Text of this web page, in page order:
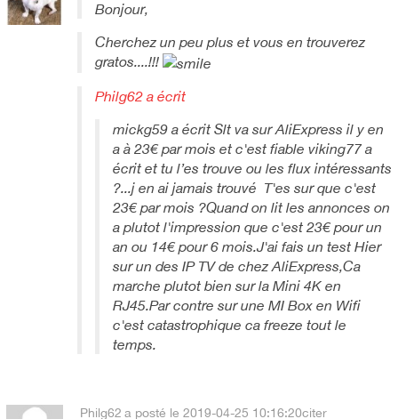
Bonjour,
Cherchez un peu plus et vous en trouverez
gratos....!!!
Philg62 a écrit
mickg59 a écrit Slt va sur AliExpress il y en
a à 23€ par mois et c'est fiable viking77 a
écrit et tu l’es trouve ou les flux intéressants
?...j en ai jamais trouvé T'es sur que c'est
23€ par mois ?Quand on lit les annonces on
a plutot l'impression que c'est 23€ pour un
an ou 14€ pour 6 mois.J'ai fais un test Hier
sur un des IP TV de chez AliExpress,Ca
marche plutot bien sur la Mini 4K en
RJ45.Par contre sur une MI Box en Wifi
c'est catastrophique ca freeze tout le
temps.
Philg62 a posté le 2019-04-25 10:16:20citer